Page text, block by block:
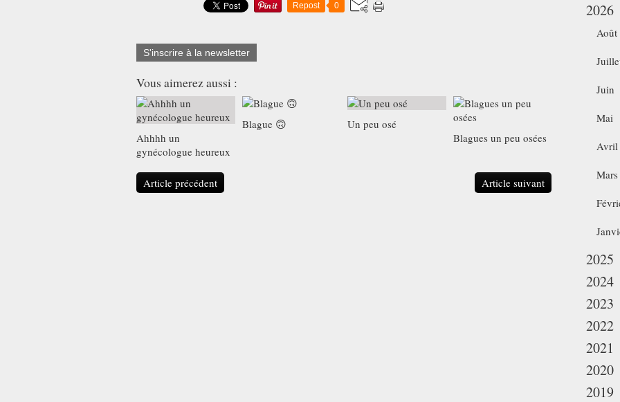
Repost 0
S'inscrire à la newsletter
Vous aimerez aussi :
Ahhhh un
gynécologue heureux
Blague 🙃
Un peu osé
Blagues un peu osées
Article précédent Article suivant
2026
Août
Juin
Mai
Avril
Mars
2025
2024
2023
2022
2021
2020
2019